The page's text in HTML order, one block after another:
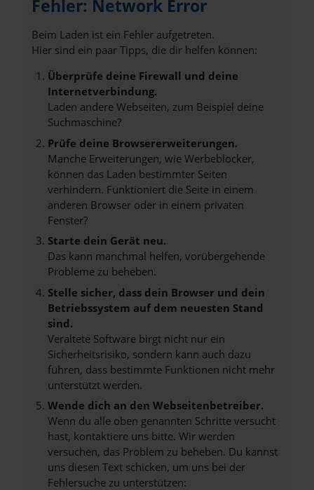
Fehler: Network Error
Beim Laden ist ein Fehler aufgetreten.
Hier sind ein paar Tipps, die dir helfen können:
Überprüfe deine Firewall und deine
Internetverbindung.
Laden andere Webseiten, zum Beispiel deine
Suchmaschine?
Prüfe deine Browsererweiterungen.
Manche Erweiterungen, wie Werbeblocker,
können das Laden bestimmter Seiten
verhindern. Funktioniert die Seite in einem
anderen Browser oder in einem privaten
Fenster?
Starte dein Gerät neu.
Das kann manchmal helfen, vorübergehende
Probleme zu beheben.
Stelle sicher, dass dein Browser und dein
Betriebssystem auf dem neuesten Stand
sind.
Veraltete Software birgt nicht nur ein
Sicherheitsrisiko, sondern kann auch dazu
führen, dass bestimmte Funktionen nicht mehr
unterstützt werden.
Wende dich an den Webseitenbetreiber.
Wenn du alle oben genannten Schritte versucht
hast, kontaktiere uns bitte. Wir werden
versuchen, das Problem zu beheben. Du kannst
uns diesen Text schicken, um uns bei der
Fehlersuche zu unterstützen: